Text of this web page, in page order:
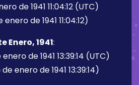
de 1941 11:04:12 (UTC)
de 1941 11:04:12)
Enero, 1941:
de 1941 13:39:14 (UTC)
enero de 1941 13:39:14)